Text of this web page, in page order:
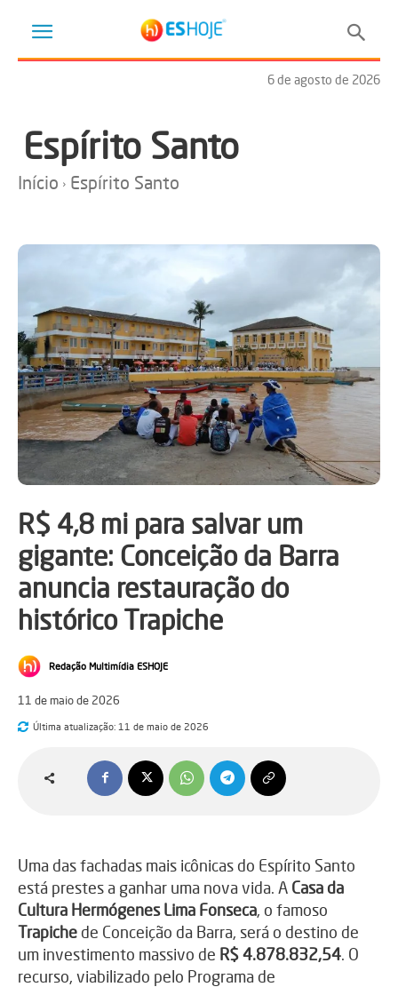
6 de agosto de 2026
Espírito Santo
Início Espírito Santo
R$ 4,8 mi para salvar um
gigante: Conceição da Barra
anuncia restauração do
histórico Trapiche
Redação Multimídia ESHOJE
11 de maio de 2026
Última atualização: 11 de maio de 2026
Uma das fachadas mais icônicas do Espírito Santo
está prestes a ganhar uma nova vida. A Casa da
Cultura Hermógenes Lima Fonseca, o famoso
Trapiche de Conceição da Barra, será o destino de
um investimento massivo de R$ 4.878.832,54. O
recurso, viabilizado pelo Programa de